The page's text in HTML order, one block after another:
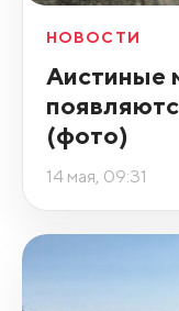
НОВОСТИ
Аистиные
(фото)
14 мая, 09:31